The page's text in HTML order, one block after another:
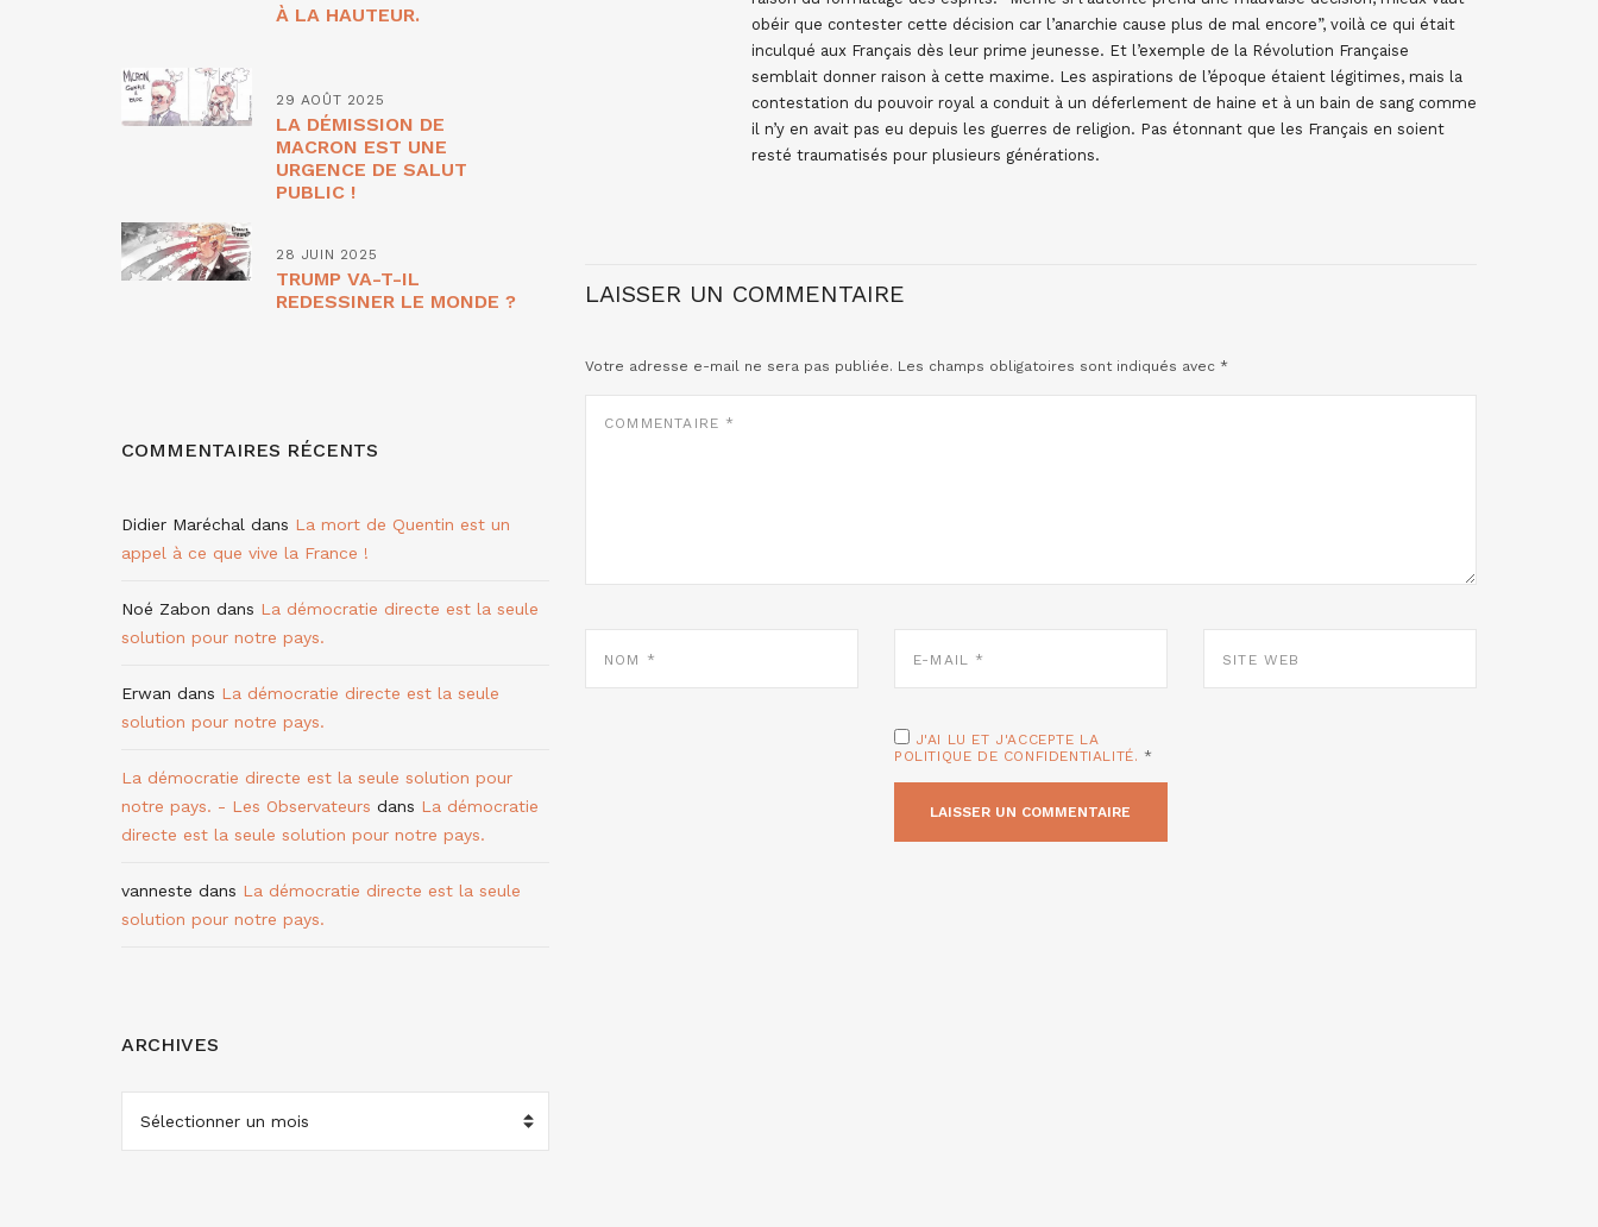
obéir que contester cette décision car l’anarchie cause plus de mal encore”, voilà ce qui était
inculqué aux Français dès leur prime jeunesse. Et l’exemple de la Révolution Française
semblait donner raison à cette maxime. Les aspirations de l’époque étaient légitimes, mais la
contestation du pouvoir royal a conduit à un déferlement de haine et à un bain de sang comme
il n’y en avait pas eu depuis les guerres de religion. Pas étonnant que les Français en soient
resté traumatisés pour plusieurs générations.
LAISSER UN COMMENTAIRE
Votre adresse e-mail ne sera pas publiée. Les champs obligatoires sont indiqués avec *
MAIL
WEB
J'AI LU ET J'ACCEPTE LA
POLITIQUE DE CONFIDENTIALITÉ. *
À LA HAUTEUR.
29 AOÛT 2025
LA DÉMISSION DE
MACRON EST UNE
URGENCE DE SALUT
PUBLIC !
28 JUIN 2025
TRUMP VA-T-IL
REDESSINER LE MONDE ?
COMMENTAIRES RÉCENTS
Didier Maréchal dans La mort de Quentin est un
appel à ce que vive la France !
Noé Zabon dans La démocratie directe est la seule
solution pour notre pays.
Erwan dans La démocratie directe est la seule
solution pour notre pays.
La démocratie directe est la seule solution pour
notre pays. - Les Observateurs dans La démocratie
directe est la seule solution pour notre pays.
vanneste dans La démocratie directe est la seule
solution pour notre pays.
ARCHIVES
ARCHIVES